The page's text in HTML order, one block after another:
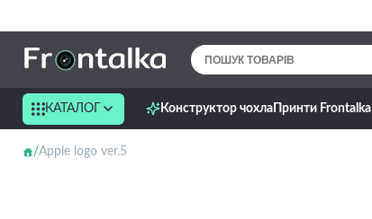
КАТАЛОГ Конструктор чохла Принти Frontalka
Apple logo ver.5